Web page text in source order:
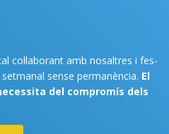
col·laborant amb nosaltres i fes-
sense permanència. El
del compromís dels